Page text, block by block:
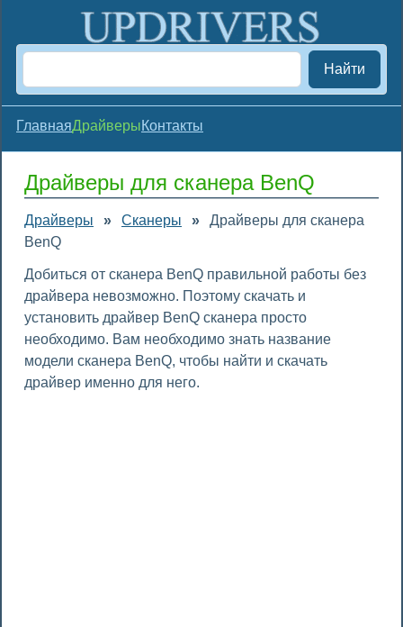
Найти
ГлавнаяДрайверыКонтакты
Драйверы для сканера BenQ
Драйверы » Сканеры »
Драйверы для сканера
BenQ
Добиться от сканера BenQ правильной работы без
драйвера невозможно. Поэтому скачать и
установить драйвер BenQ сканера просто
необходимо. Вам необходимо знать название
модели сканера BenQ, чтобы найти и скачать
драйвер именно для него.